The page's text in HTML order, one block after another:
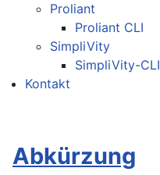
Proliant
Proliant CLI
SimpliVity
SimpliVity-CLI
Kontakt
Abkürzung